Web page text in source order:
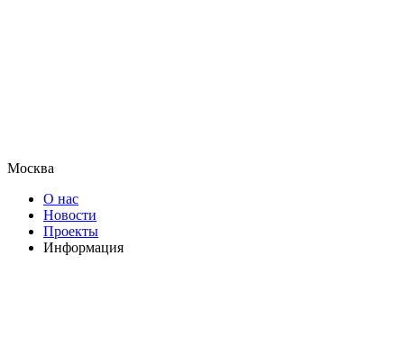
Москва
О нас
Новости
Проекты
Информация